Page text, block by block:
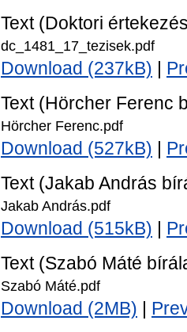
Text (Doktori
dc_1481_17_tezisek.pdf
Download (237kB)
Text (Hörcher Ferenc
Hörcher Ferenc.pdf
Download (527kB)
Text (Jakab András
Jakab András.pdf
Download (515kB)
Text (Szabó Máté
Szabó Máté.pdf
Download (2MB)